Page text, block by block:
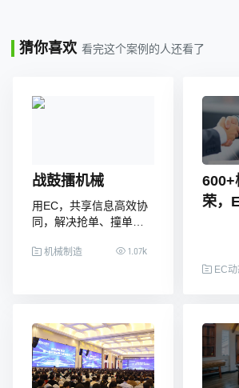
猜你喜欢 看完这个案例的人还看了
战鼓擂机械
用EC，共享信息高效协
同，解决抢单、撞单，
机械制造 1.07k
600+
荣，
EC动